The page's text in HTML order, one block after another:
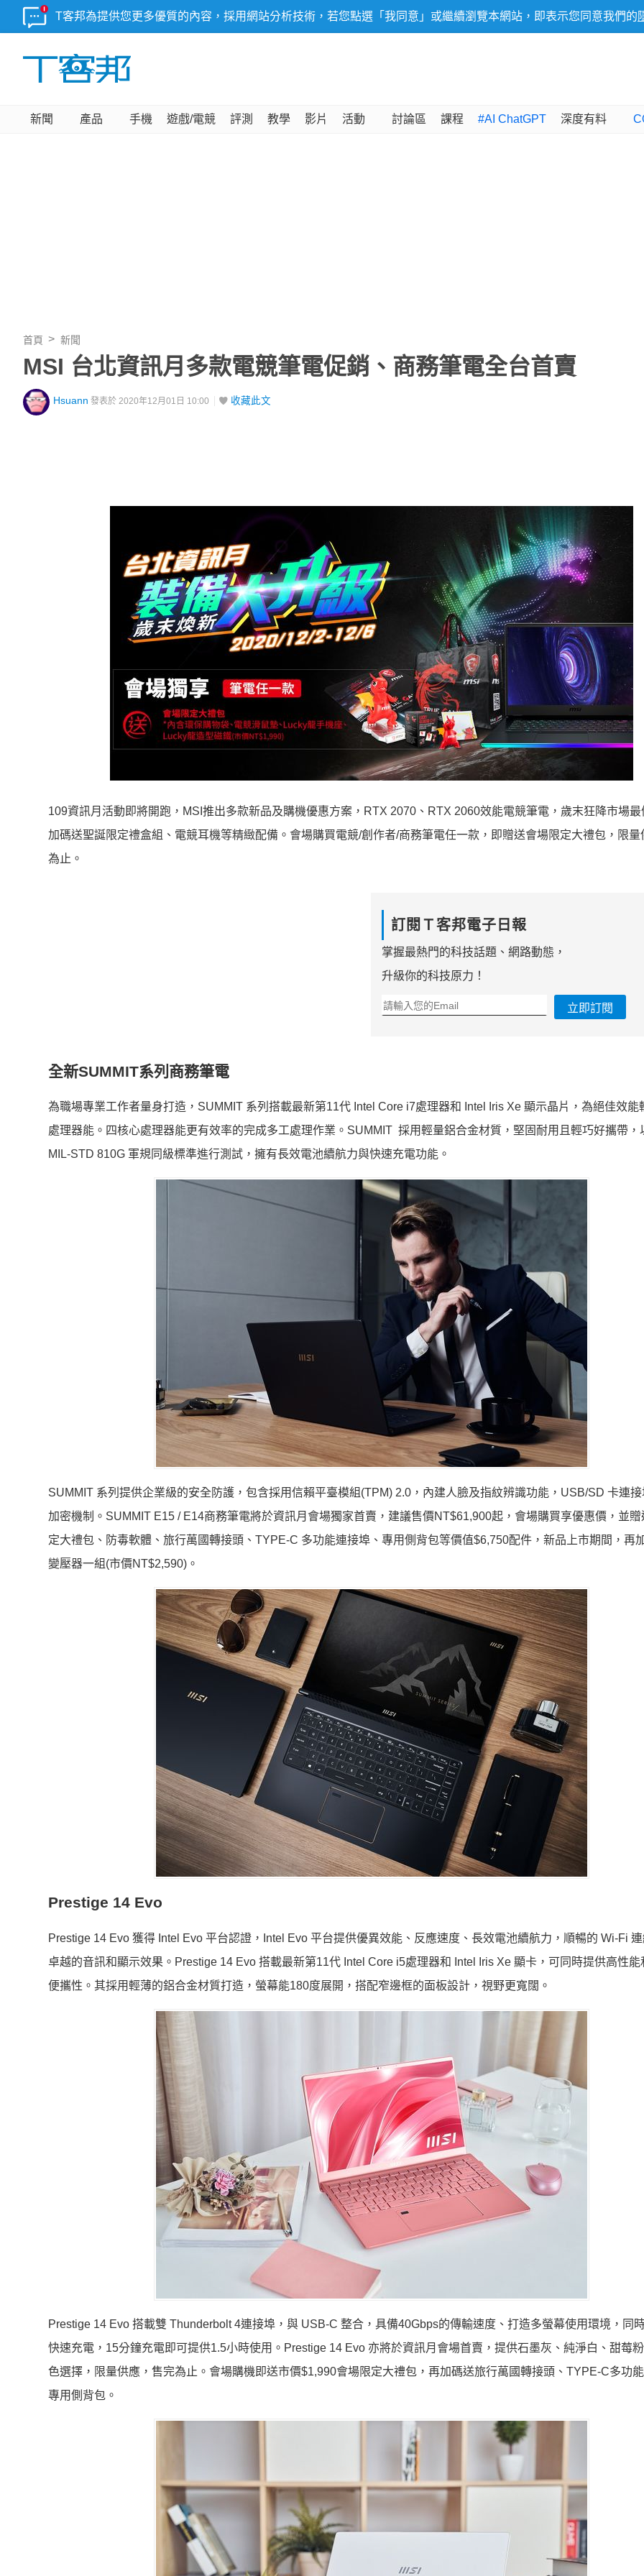
T客邦為提供您更多優質的內容，採用網站分析技術，若您點選「我同意」或繼續瀏覽本網站，即表示您同意我們的
新聞 產品 手機 遊戲/電競 評測 教學 影片 活動 討論區 課程 #AI ChatGPT 深度有料
首頁 新聞
MSI 台北資訊月多款電競筆電促銷、商務筆電全台首賣
Hsuann 發表於 2020年12月01日 10:00 收藏此文
109資訊月活動即將開跑，MSI推出多款新品及購機優惠方案，RTX 2070、RTX 2060效能電競筆電，歲末狂降市場最
加碼送聖誕限定禮盒組、電競耳機等精緻配備。會場購買電競/創作者/商務筆電任一款，即贈送會場限定大禮包，限量
為止。
訂閱Ｔ客邦電子日報
掌握最熱門的科技話題、網路動態，
升級你的科技原力！
立即訂閱
全新SUMMIT系列商務筆電
為職場專業工作者量身打造，SUMMIT 系列搭載最新第11代 Intel Core i7處理器和 Intel Iris Xe 顯示晶片，為絕佳效能
處理器能。四核心處理器能更有效率的完成多工處理作業。SUMMIT 採用輕量鋁合金材質，堅固耐用且輕巧好攜帶，
MIL-STD 810G 軍規同級標準進行測試，擁有長效電池續航力與快速充電功能。
SUMMIT 系列提供企業級的安全防護，包含採用信賴平臺模組(TPM) 2.0，內建人臉及指紋辨識功能，USB/SD 卡連接
加密機制。SUMMIT E15 / E14商務筆電將於資訊月會場獨家首賣，建議售價NT$61,900起，會場購買享優惠價，並贈
定大禮包、防毒軟體、旅行萬國轉接頭、TYPE-C 多功能連接埠、專用側背包等價值$6,750配件，新品上市期間，再
變壓器一組(市價NT$2,590)。
Prestige 14 Evo
Prestige 14 Evo 獲得 Intel Evo 平台認證，Intel Evo 平台提供優異效能、反應速度、長效電池續航力，順暢的 Wi-Fi 連
卓越的音訊和顯示效果。Prestige 14 Evo 搭載最新第11代 Intel Core i5處理器和 Intel Iris Xe 顯卡，可同時提供高性能
便攜性。其採用輕薄的鋁合金材質打造，螢幕能180度展開，搭配窄邊框的面板設計，視野更寬闊。
Prestige 14 Evo 搭載雙 Thunderbolt 4連接埠，與 USB-C 整合，具備40Gbps的傳輸速度、打造多螢幕使用環境，同
快速充電，15分鐘充電即可提供1.5小時使用。Prestige 14 Evo 亦將於資訊月會場首賣，提供石墨灰、純淨白、甜莓
色選擇，限量供應，售完為止。會場購機即送市價$1,990會場限定大禮包，再加碼送旅行萬國轉接頭、TYPE-C多功能
專用側背包。